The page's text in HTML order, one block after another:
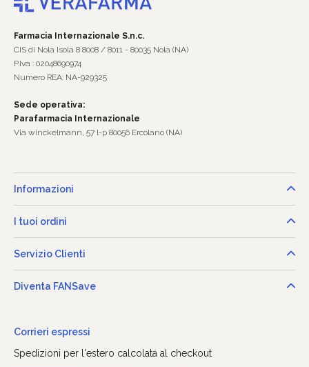
Farmacia Internazionale S.n.c.
CIS di Nola Isola 8 8008 / 8011 - 80035 Nola (NA)
P.Iva : 02048690974
Numero REA: NA-929325
Sede operativa:
Parafarmacia Internazionale
Via winckelmann, 57 l-p 80056 Ercolano (NA)
Informazioni
I tuoi ordini
Servizio Clienti
Diventa FANSave
Corrieri espressi
Spedizioni per l'estero calcolata al checkout